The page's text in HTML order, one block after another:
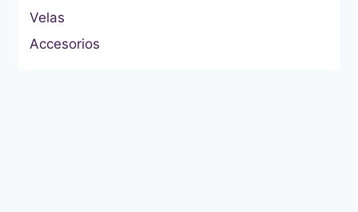
Velas
Accesorios